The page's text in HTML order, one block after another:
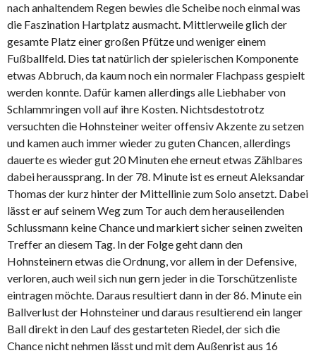
nach anhaltendem Regen bewies die Scheibe noch einmal was
die Faszination Hartplatz ausmacht. Mittlerweile glich der
gesamte Platz einer großen Pfütze und weniger einem
Fußballfeld. Dies tat natürlich der spielerischen Komponente
etwas Abbruch, da kaum noch ein normaler Flachpass gespielt
werden konnte. Dafür kamen allerdings alle Liebhaber von
Schlammringen voll auf ihre Kosten. Nichtsdestotrotz
versuchten die Hohnsteiner weiter offensiv Akzente zu setzen
und kamen auch immer wieder zu guten Chancen, allerdings
dauerte es wieder gut 20 Minuten ehe erneut etwas Zählbares
dabei heraussprang. In der 78. Minute ist es erneut Aleksandar
Thomas der kurz hinter der Mittellinie zum Solo ansetzt. Dabei
lässt er auf seinem Weg zum Tor auch dem herauseilenden
Schlussmann keine Chance und markiert sicher seinen zweiten
Treffer an diesem Tag. In der Folge geht dann den
Hohnsteinern etwas die Ordnung, vor allem in der Defensive,
verloren, auch weil sich nun gern jeder in die Torschützenliste
eintragen möchte. Daraus resultiert dann in der 86. Minute ein
Ballverlust der Hohnsteiner und daraus resultierend ein langer
Ball direkt in den Lauf des gestarteten Riedel, der sich die
Chance nicht nehmen lässt und mit dem Außenrist aus 16